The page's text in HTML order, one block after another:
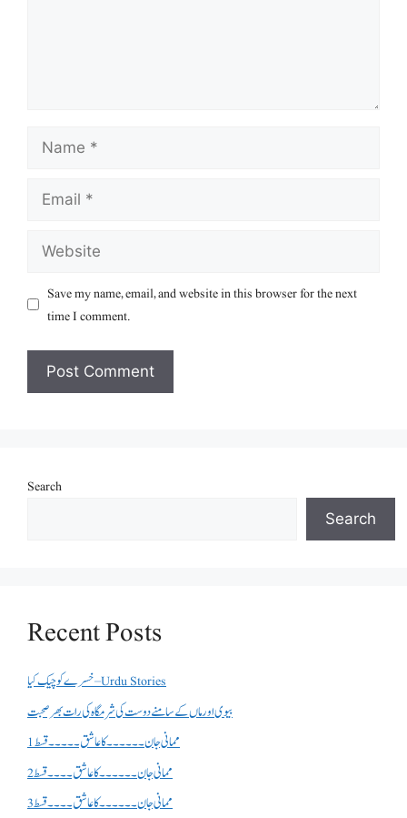
Name
Email
Website
Save my name, email, and website in this browser for the next
time I comment.
Search
Search
Recent Posts
خسرے کو چیک کیا – Urdu Stories
بیوی اور ماں کے سامنے دوست کی شرمگاہ کی رات بھر صحبت
ممانی جان ۔۔۔۔۔۔کا عاشق ۔۔۔۔۔قسط 1
ممانی جان ۔۔۔۔۔۔کا عاشق ۔۔۔۔قسط 2
ممانی جان ۔۔۔۔۔۔کا عاشق ۔۔۔۔قسط 3